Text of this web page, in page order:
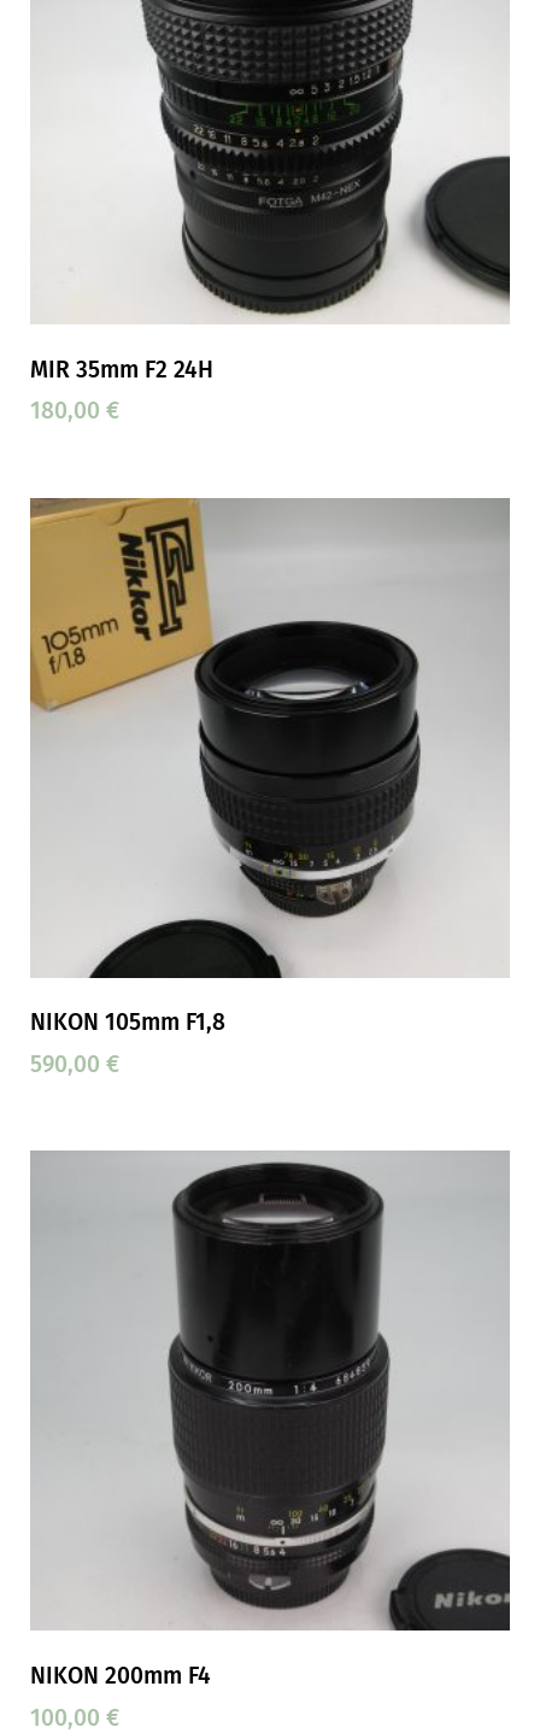
MIR 35mm F2 24H
180,00 €
NIKON 105mm F1,8
590,00 €
NIKON 200mm F4
100,00 €